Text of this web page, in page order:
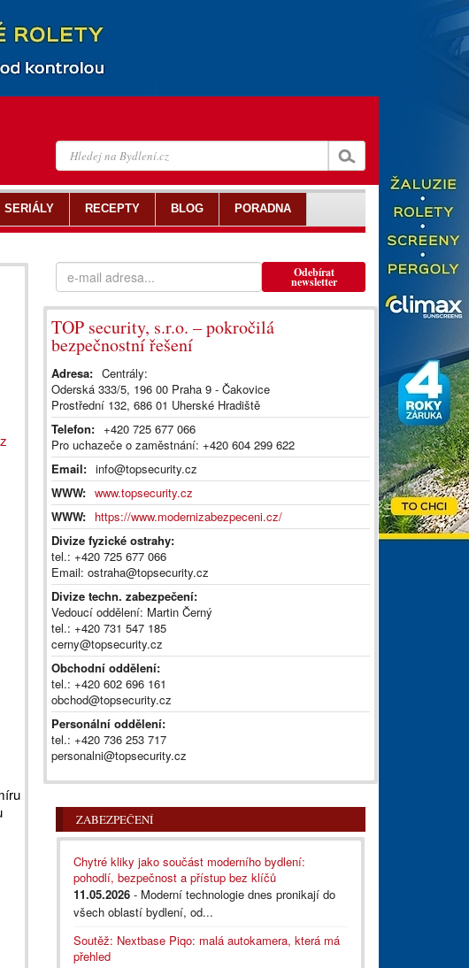
Odebírat
newsletter
TOP security, s.r.o. – pokročilá
bezpečnostní řešení
Adresa: Centrály:
Oderská 333/5, 196 00 Praha 9 - Čakovice
Prostřední 132, 686 01 Uherské Hradiště
Telefon: +420 725 677 066
Pro uchazeče o zaměstnání: +420 604 299 622
Email: info@topsecurity.cz
WWW: www.topsecurity.cz
WWW: https://www.modernizabezpeceni.cz/
Divize fyzické ostrahy:
tel.: +420 725 677 066
Email: ostraha@topsecurity.cz
Divize techn. zabezpečení:
Vedoucí oddělení: Martin Černý
tel.: +420 731 547 185
cerny@topsecurity.cz
Obchodní oddělení:
tel.: +420 602 696 161
obchod@topsecurity.cz
Personální oddělení:
tel.: +420 736 253 717
personalni@topsecurity.cz
ZABEZPEČENÍ
Chytré kliky jako součást moderního bydlení:
pohodlí, bezpečnost a přístup bez klíčů
11.05.2026 - Moderní technologie dnes pronikají do
všech oblastí bydlení, od...
Soutěž: Nextbase Piqo: malá autokamera, která má
přehled
SERIÁLY RECEPTY BLOG PORADNA